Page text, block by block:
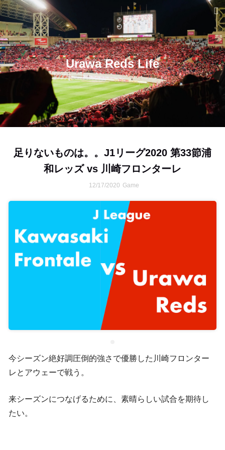
Urawa Reds Life
足りないものは。。J1リーグ2020 第33節浦
和レッズ vs 川崎フロンターレ
12/17/2020 Game
今シーズン絶好調圧倒的強さで優勝した川崎フロンター
レとアウェーで戦う。
来シーズンにつなげるために、素晴らしい試合を期待し
たい。